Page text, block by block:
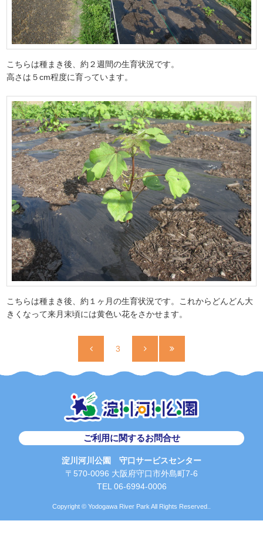
こちらは種まき後、約２週間の生育状況です。
高さは５cm程度に育っています。
こちらは種まき後、約１ヶ月の生育状況です。これからどんどん大
きくなって来月末頃には黄色い花をさかせます。
3
ご利用に関するお問合せ
淀川河川公園 守口サービスセンター
〒570-0096 大阪府守口市外島町7-6
TEL 06-6994-0006
Copyright © Yodogawa River Park All Rights Reserved..